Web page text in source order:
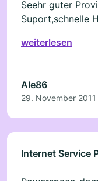
Seehr guter
Suport,schnelle
weiterlesen
Ale86
29. November 2011
Internet Service